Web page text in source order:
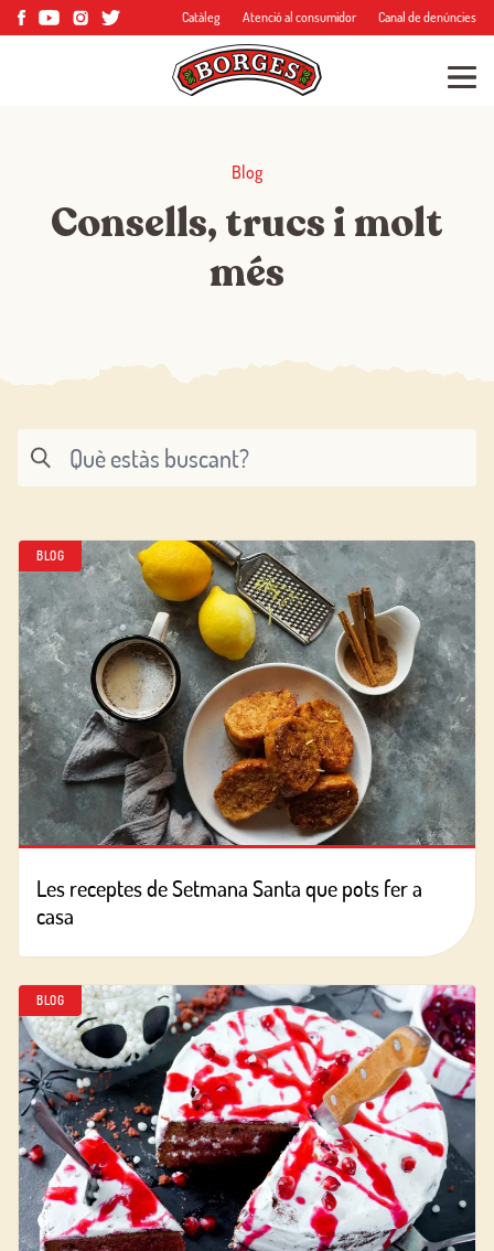
Catàleg Atenció al consumidor Canal de denúncies
Blog
Consells, trucs i molt
més
BLOG
Les receptes de Setmana Santa que pots fer a
casa
BLOG